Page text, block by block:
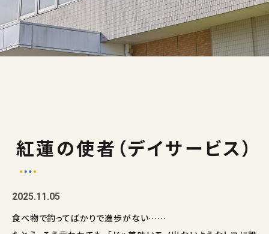
紅蓮の使者（デイサービス）
2025.11.05
食べ物で釣ってばかりで進歩がない……